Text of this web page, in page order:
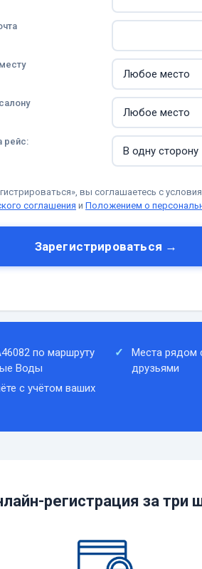
рейс:
вы соглашаетесь с
соглашения и Положением о
Зарегистрироваться →
по маршруту
Воды
Места рядом
друзьями
с учётом ваших
регистрация за три